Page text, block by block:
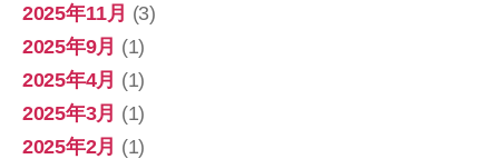
2025年11月 (3)
2025年9月 (1)
2025年4月 (1)
2025年3月 (1)
2025年2月 (1)